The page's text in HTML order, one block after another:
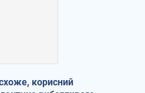
корисний